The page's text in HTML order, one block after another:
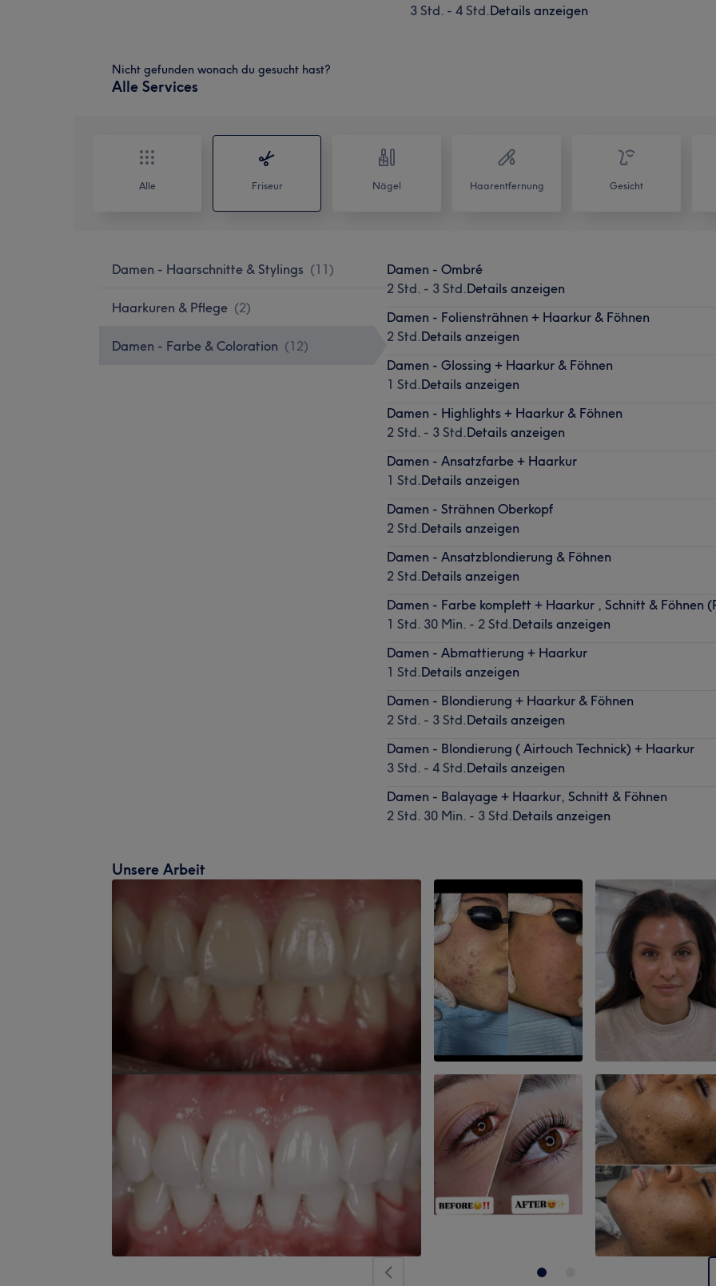
3 Std. - 4 Std.Details anzeigen
Nicht gefunden wonach du gesucht hast?
Alle Services
Alle Friseur Nägel Haarentfernung Gesicht
Damen - Haarschnitte & Stylings (11)
Haarkuren & Pflege (2)
Damen - Farbe & Coloration (12)
Damen - Ombré
2 Std. - 3 Std.Details anzeigen
Damen - Foliensträhnen + Haarkur & Föhnen
2 Std.Details anzeigen
Damen - Glossing + Haarkur & Föhnen
1 Std.Details anzeigen
Damen - Highlights + Haarkur & Föhnen
2 Std. - 3 Std.Details anzeigen
Damen - Ansatzfarbe + Haarkur
1 Std.Details anzeigen
Damen - Strähnen Oberkopf
2 Std.Details anzeigen
Damen - Ansatzblondierung & Föhnen
2 Std.Details anzeigen
Damen - Farbe komplett + Haarkur , Schnitt & Föhnen
1 Std. 30 Min. - 2 Std.Details anzeigen
Damen - Abmattierung + Haarkur
1 Std.Details anzeigen
Damen - Blondierung + Haarkur & Föhnen
2 Std. - 3 Std.Details anzeigen
Damen - Blondierung ( Airtouch Technick) + Haarkur
3 Std. - 4 Std.Details anzeigen
Damen - Balayage + Haarkur, Schnitt & Föhnen
2 Std. 30 Min. - 3 Std.Details anzeigen
Unsere Arbeit